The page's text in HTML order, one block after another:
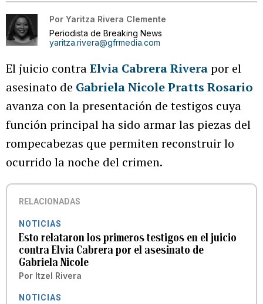
Por Yaritza Rivera Clemente
Periodista de Breaking News
yaritza.rivera@gfrmedia.com
El juicio contraElvia Cabrera Riverapor el
asesinato de Gabriela Nicole Pratts Rosario
avanza con la presentación de testigos cuya
función principal ha sido armar las piezas del
rompecabezas que permiten reconstruir lo
ocurrido la noche del crimen.
RELACIONADAS
NOTICIAS
Esto relataron los primeros testigos en el juicio
contra Elvia Cabrera por el asesinato de
Gabriela Nicole
Por Itzel Rivera
NOTICIAS